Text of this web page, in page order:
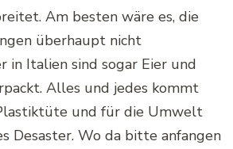
Am besten wäre es, die
überhaupt nicht
in Italien sind sogar Eier und
Alles und jedes kommt
und für die Umwelt
Desaster. Wo da bitte anfangen